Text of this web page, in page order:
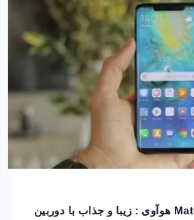
نقد و بررسی Mate 20 Pro هوآوی : زیبا و جذاب با دوربین